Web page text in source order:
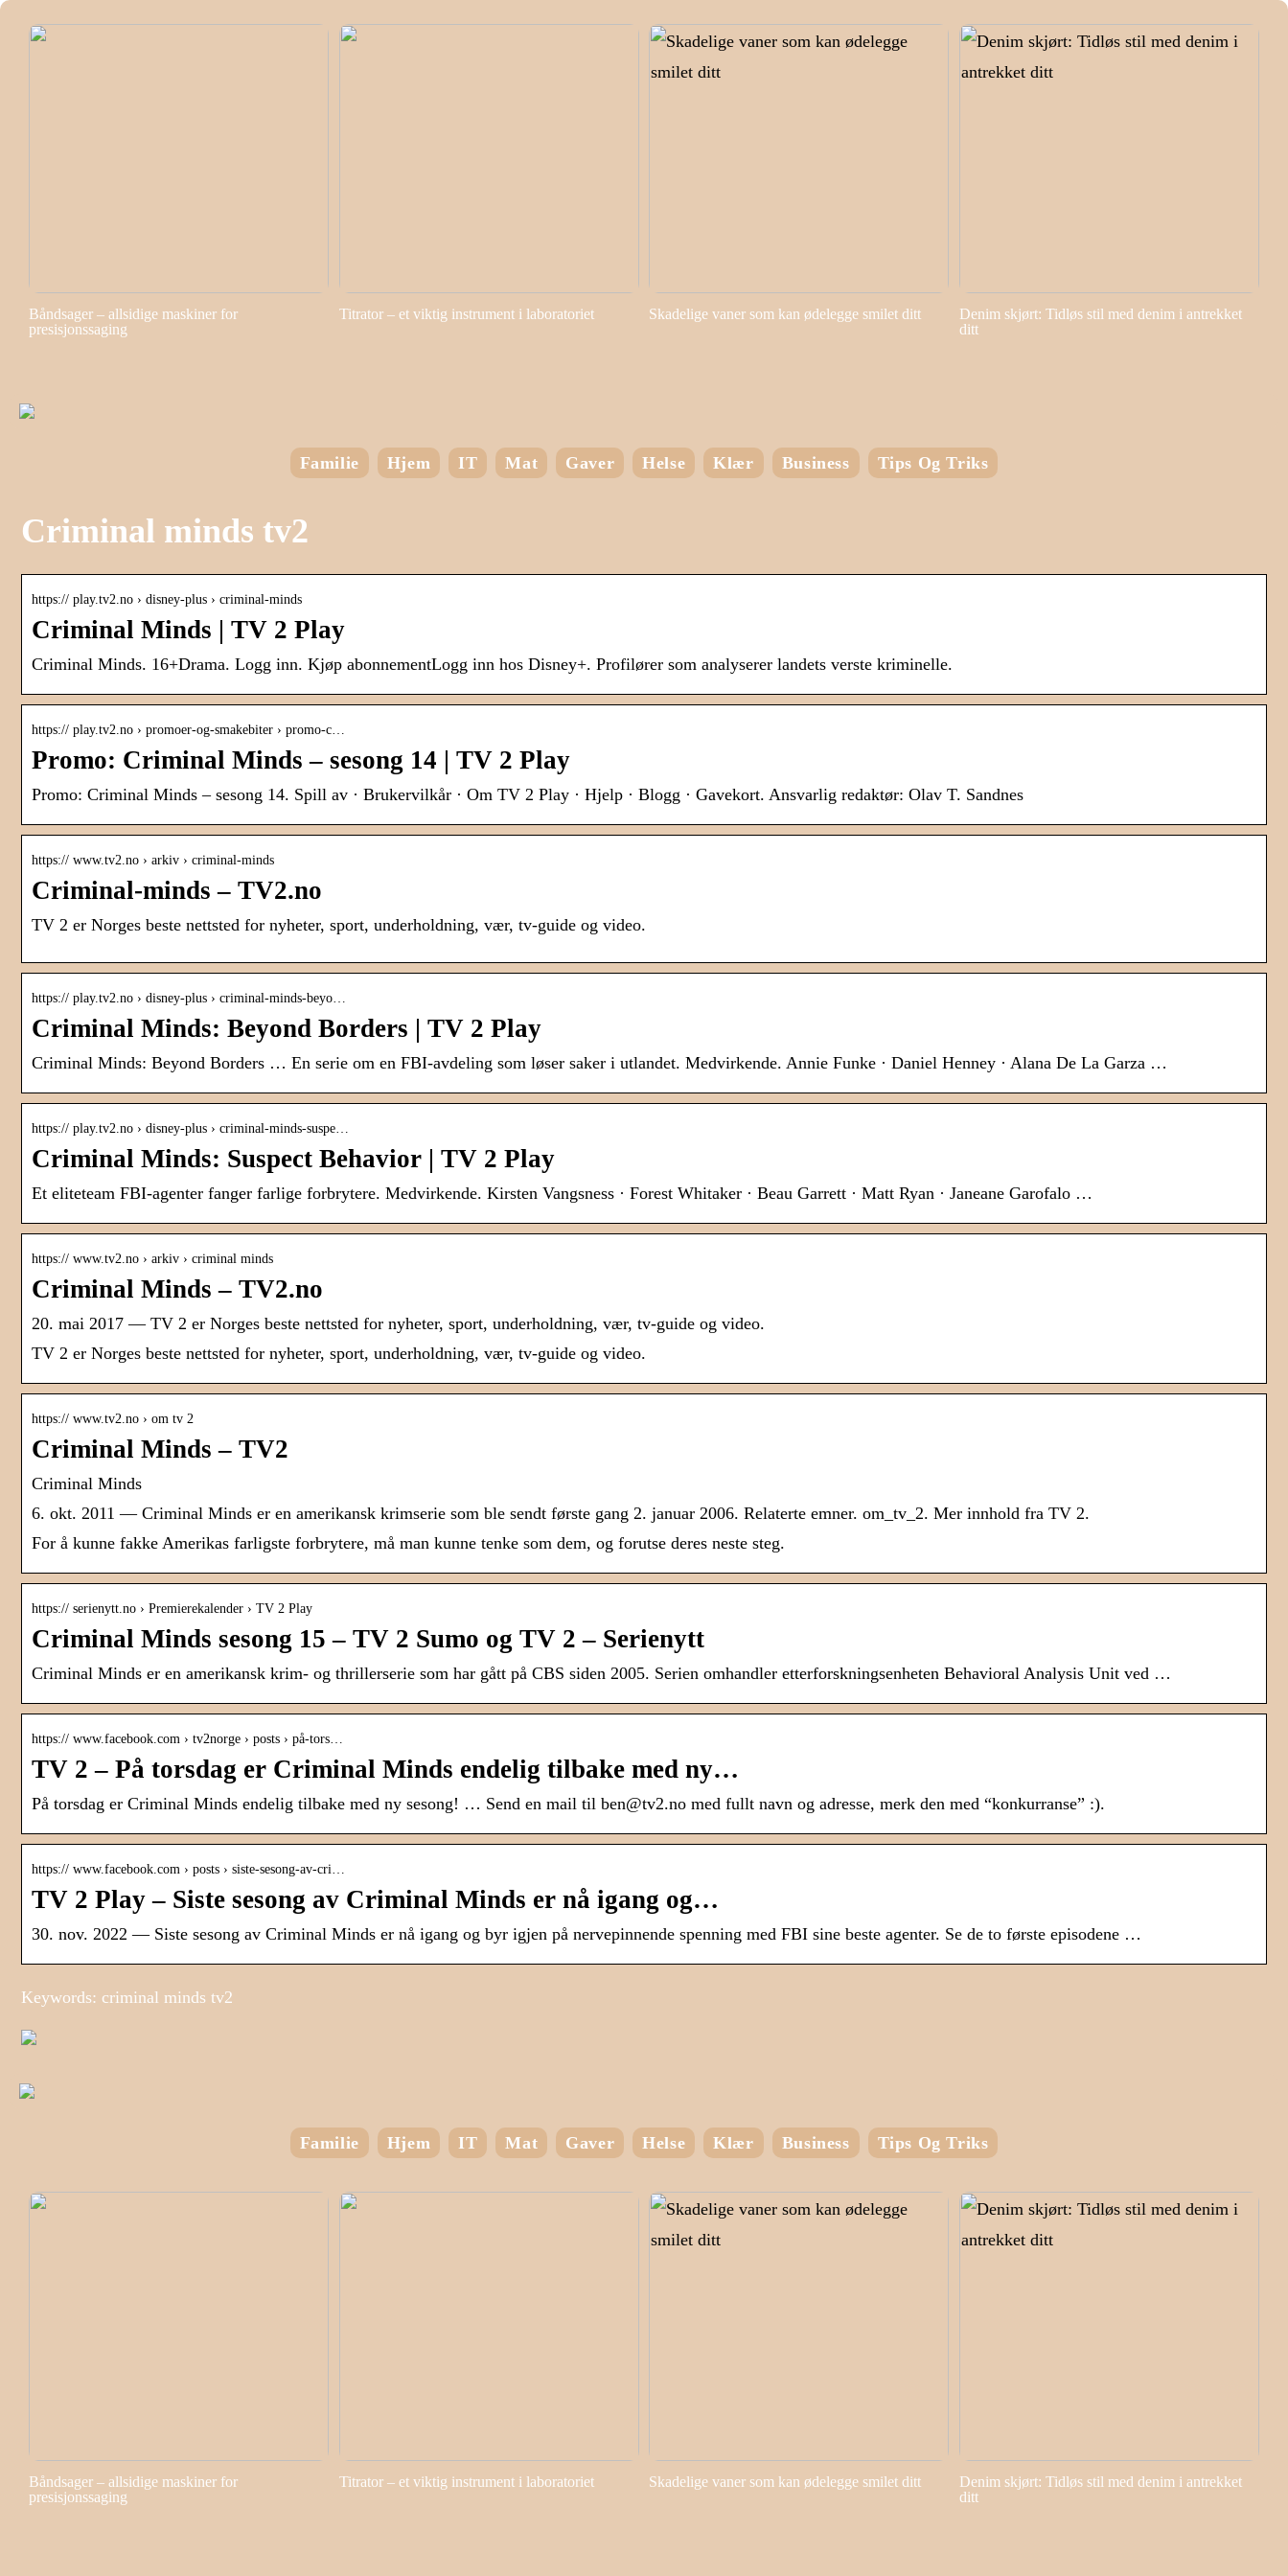
Båndsager – allsidige maskiner for
presisjonssaging
Titrator – et viktig instrument i laboratoriet Skadelige vaner som kan ødelegge smilet ditt
Denim skjørt: Tidløs stil med denim i antrekket
ditt
Familie Hjem IT Mat Gaver Helse Klær Business Tips Og Triks
Criminal minds tv2
https:// play.tv2.no › disney-plus › criminal-minds
Criminal Minds | TV 2 Play
Criminal Minds. 16+Drama. Logg inn. Kjøp abonnementLogg inn hos Disney+. Profilører som analyserer landets verste kriminelle.
https:// play.tv2.no › promoer-og-smakebiter › promo-c…
Promo: Criminal Minds – sesong 14 | TV 2 Play
Promo: Criminal Minds – sesong 14. Spill av · Brukervilkår · Om TV 2 Play · Hjelp · Blogg · Gavekort. Ansvarlig redaktør: Olav T. Sandnes
https:// www.tv2.no › arkiv › criminal-minds
Criminal-minds – TV2.no
TV 2 er Norges beste nettsted for nyheter, sport, underholdning, vær, tv-guide og video.
https:// play.tv2.no › disney-plus › criminal-minds-beyo…
Criminal Minds: Beyond Borders | TV 2 Play
Criminal Minds: Beyond Borders … En serie om en FBI-avdeling som løser saker i utlandet. Medvirkende. Annie Funke · Daniel Henney · Alana De La Garza …
https:// play.tv2.no › disney-plus › criminal-minds-suspe…
Criminal Minds: Suspect Behavior | TV 2 Play
Et eliteteam FBI-agenter fanger farlige forbrytere. Medvirkende. Kirsten Vangsness · Forest Whitaker · Beau Garrett · Matt Ryan · Janeane Garofalo …
https:// www.tv2.no › arkiv › criminal minds
Criminal Minds – TV2.no
20. mai 2017 — TV 2 er Norges beste nettsted for nyheter, sport, underholdning, vær, tv-guide og video.
TV 2 er Norges beste nettsted for nyheter, sport, underholdning, vær, tv-guide og video.
https:// www.tv2.no › om tv 2
Criminal Minds – TV2
Criminal Minds
6. okt. 2011 — Criminal Minds er en amerikansk krimserie som ble sendt første gang 2. januar 2006. Relaterte emner. om_tv_2. Mer innhold fra TV 2.
For å kunne fakke Amerikas farligste forbrytere, må man kunne tenke som dem, og forutse deres neste steg.
https:// serienytt.no › Premierekalender › TV 2 Play
Criminal Minds sesong 15 – TV 2 Sumo og TV 2 – Serienytt
Criminal Minds er en amerikansk krim- og thrillerserie som har gått på CBS siden 2005. Serien omhandler etterforskningsenheten Behavioral Analysis Unit ved …
https:// www.facebook.com › tv2norge › posts › på-tors…
TV 2 – På torsdag er Criminal Minds endelig tilbake med ny…
På torsdag er Criminal Minds endelig tilbake med ny sesong! … Send en mail til ben@tv2.no med fullt navn og adresse, merk den med “konkurranse” :).
https:// www.facebook.com › posts › siste-sesong-av-cri…
TV 2 Play – Siste sesong av Criminal Minds er nå igang og…
30. nov. 2022 — Siste sesong av Criminal Minds er nå igang og byr igjen på nervepinnende spenning med FBI sine beste agenter. Se de to første episodene …
Keywords: criminal minds tv2
Familie Hjem IT Mat Gaver Helse Klær Business Tips Og Triks
Båndsager – allsidige maskiner for
presisjonssaging
Titrator – et viktig instrument i laboratoriet Skadelige vaner som kan ødelegge smilet ditt
Denim skjørt: Tidløs stil med denim i antrekket
ditt